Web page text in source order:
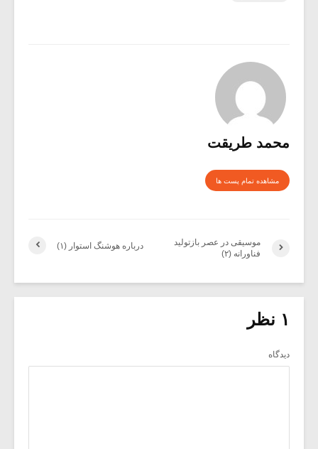
محمد طریقت
مشاهده تمام پست ها
درباره هوشنگ استوار (۱)
موسیقی در عصر بازتولید
فناورانه (۲)
۱ نظر
دیدگاه